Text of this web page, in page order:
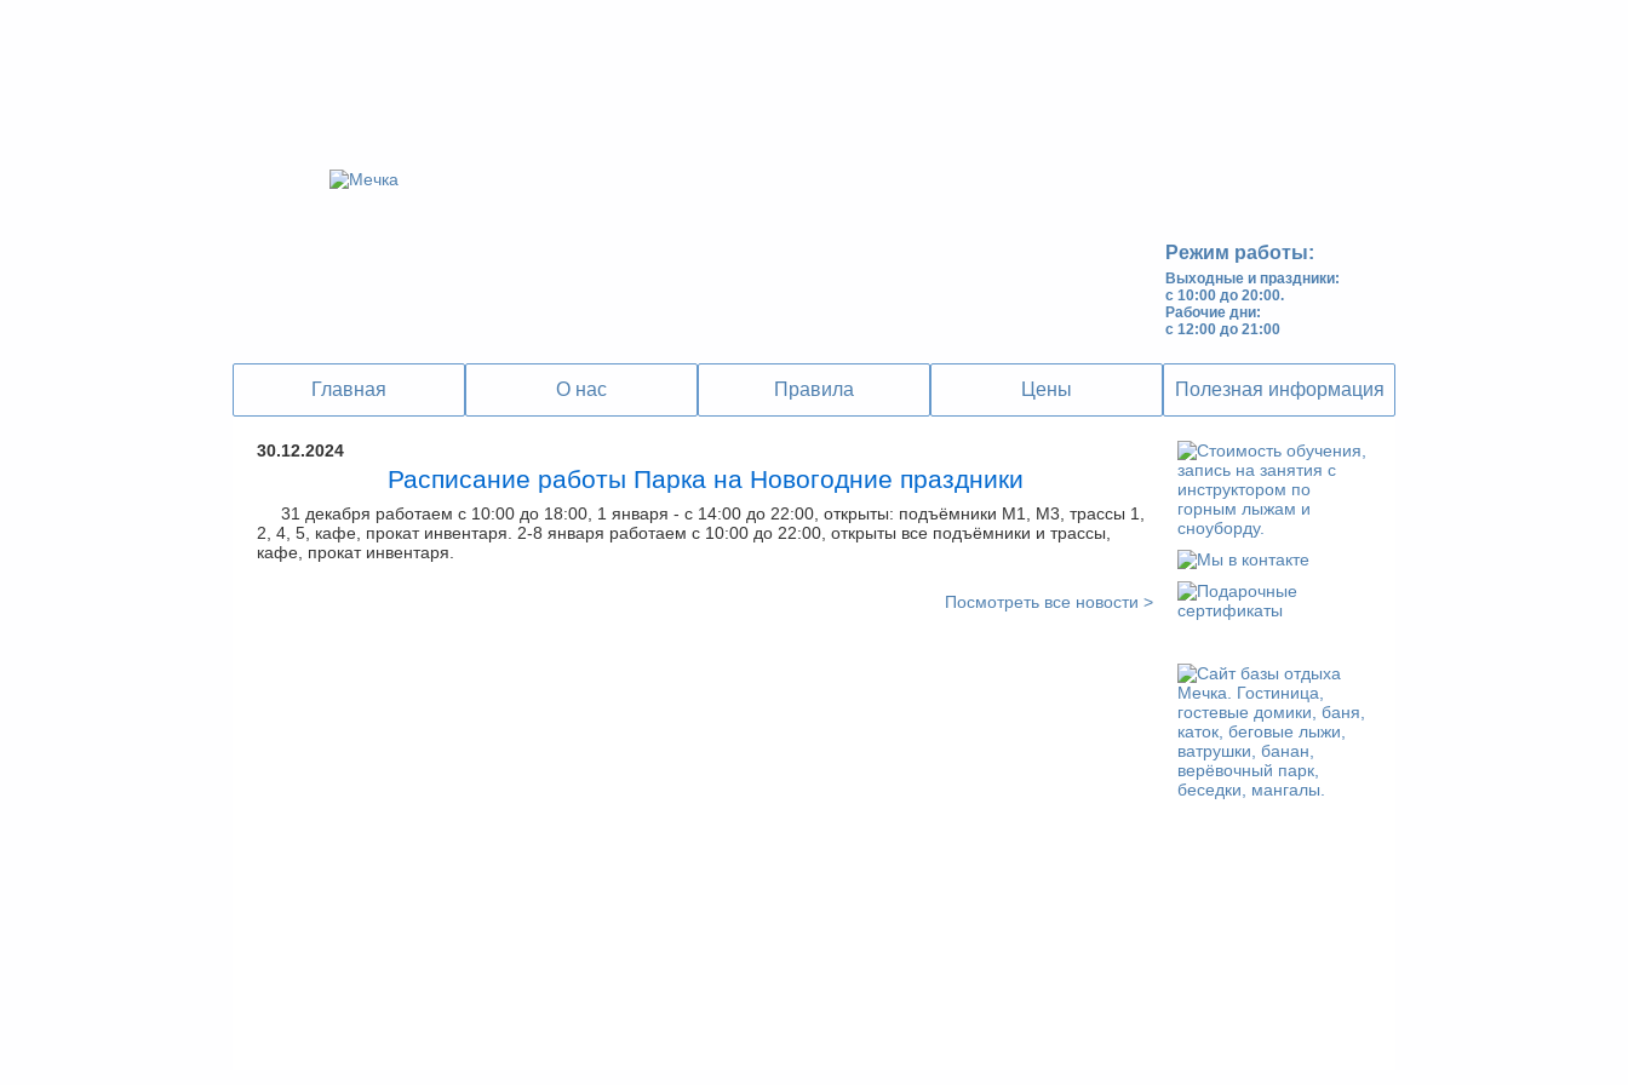
Режим работы:
Выходные и праздники:
с 10:00 до 20:00.
Рабочие дни:
с 12:00 до 21:00
Главная О нас Правила Цены Полезная информация
30.12.2024
Расписание работы Парка на Новогодние праздники
31 декабря работаем с 10:00 до 18:00, 1 января - с 14:00 до 22:00, открыты: подъёмники М1, М3, трассы 1,
2, 4, 5, кафе, прокат инвентаря. 2-8 января работаем с 10:00 до 22:00, открыты все подъёмники и трассы,
кафе, прокат инвентаря.
Посмотреть все новости >